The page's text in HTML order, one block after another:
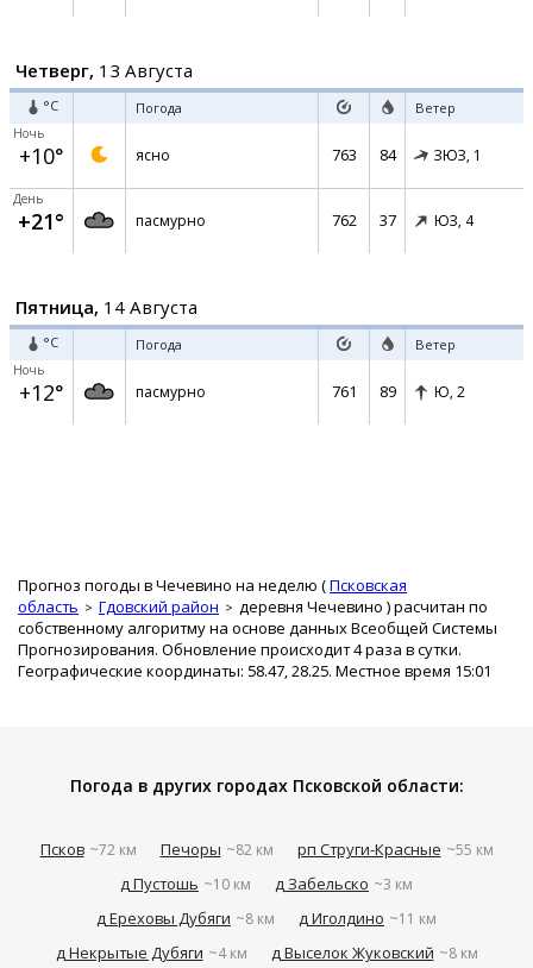
Четверг, 13 Августа
°C Погода Ветер
Ночь
+10° ясно 763 84 ЗЮЗ, 1
День
+21° пасмурно 762 37 ЮЗ, 4
Пятница, 14 Августа
°C Погода Ветер
Ночь
+12° пасмурно 761 89 Ю, 2
Прогноз погоды в Чечевино на неделю (Псковская
область
Гдовский район деревня Чечевино ) расчитан по
собственному алгоритму на основе данных Всеобщей Системы
Прогнозирования. Обновление происходит 4 раза в сутки.
Географические координаты: 58.47, 28.25. Местное время 15:01
Погода в других городах Псковской области:
Псков ~72 км Печоры ~82 км рп Струги-Красные ~55 км
д Пустошь ~10 км д Забельско ~3 км
д Ереховы Дубяги ~8 км д Иголдино ~11 км
д Некрытые Дубяги ~4 км д Выселок Жуковский ~8 км